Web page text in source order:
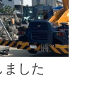
ました